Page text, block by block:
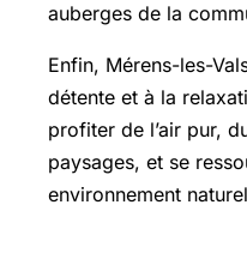
auberges de la
Enfin, Mérens-les-
détente et à la
profiter de l’air pur,
paysages, et se
environnement